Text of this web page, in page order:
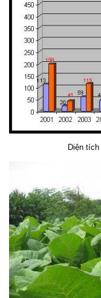
Diện